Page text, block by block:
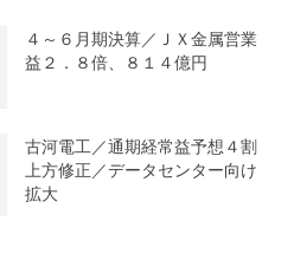
４～６月期決算／ＪＸ金属営業
益２．８倍、８１４億円
古河電工／通期経常益予想４割
上方修正／データセンター向け
拡大